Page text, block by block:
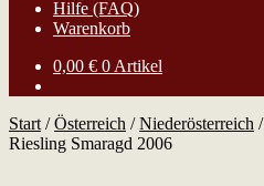
Hilfe (FAQ)
Warenkorb
0,00 € 0 Artikel
Start /Österreich /Niederösterreich /
Riesling Smaragd 2006